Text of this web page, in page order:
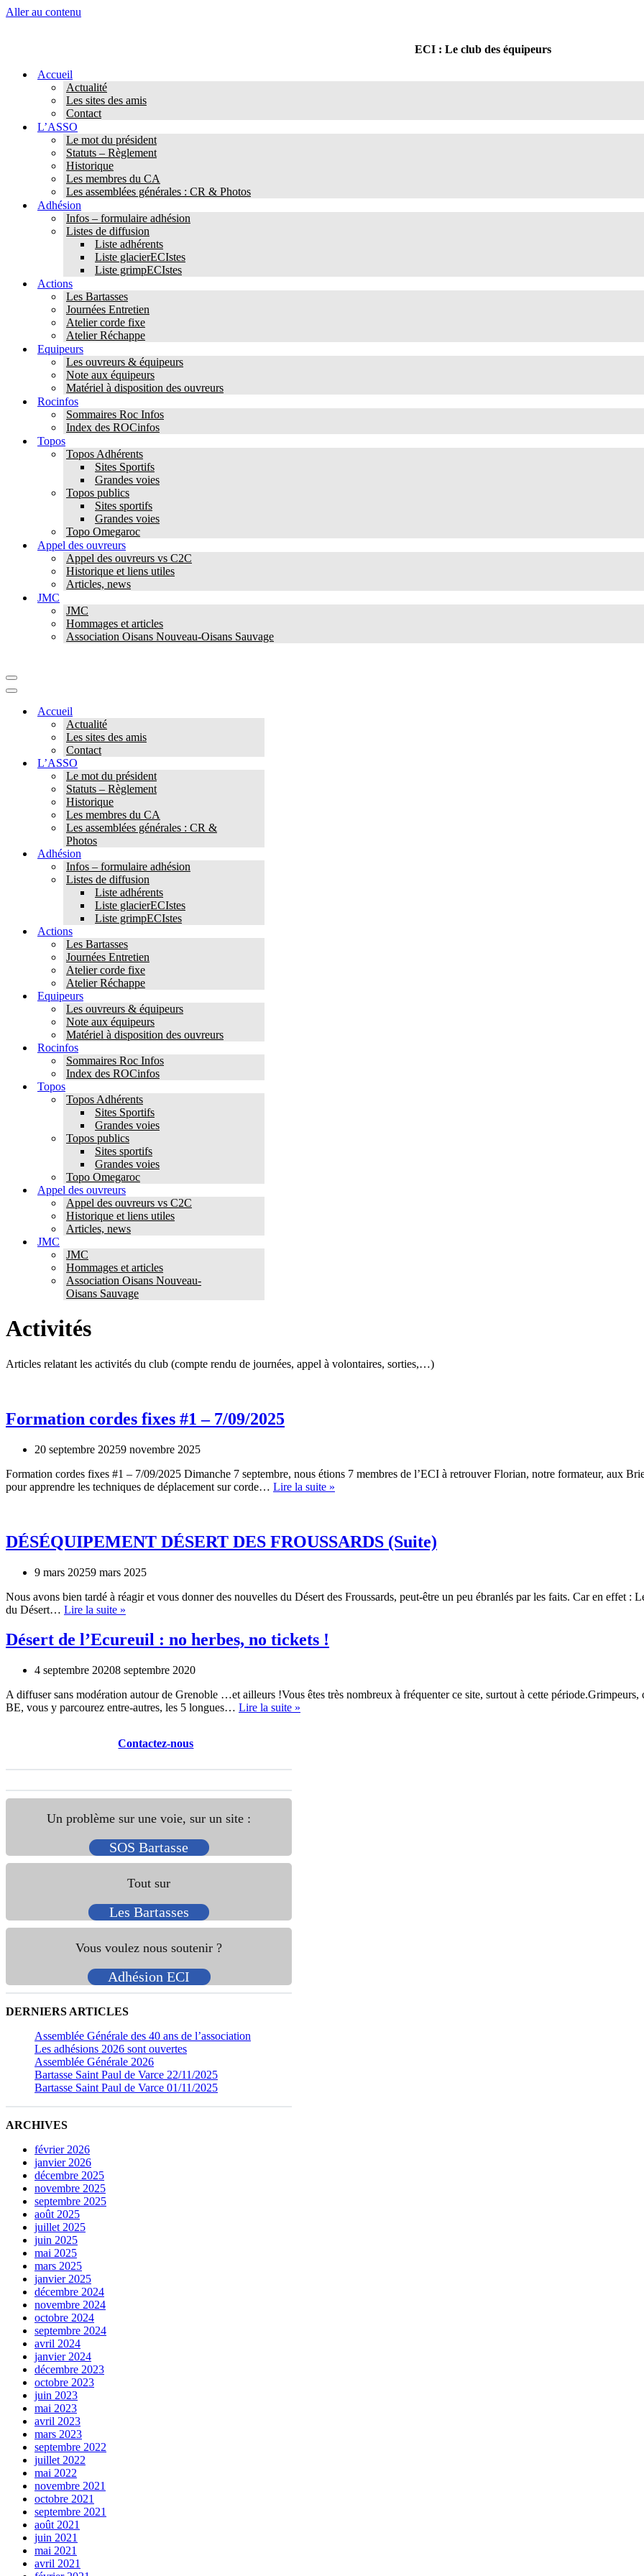
Aller au contenu
ECI : Le club des équipeurs
Accueil
Actualité
Les sites des amis
Contact
L’ASSO
Le mot du président
Statuts – Règlement
Historique
Les membres du CA
Les assemblées générales : CR & Photos
Adhésion
Infos – formulaire adhésion
Listes de diffusion
Liste adhérents
Liste glacierECIstes
Liste grimpECIstes
Actions
Les Bartasses
Journées Entretien
Atelier corde fixe
Atelier Réchappe
Equipeurs
Les ouvreurs & équipeurs
Note aux équipeurs
Matériel à disposition des ouvreurs
Rocinfos
Sommaires Roc Infos
Index des ROCinfos
Topos
Topos Adhérents
Sites Sportifs
Grandes voies
Topos publics
Sites sportifs
Grandes voies
Topo Omegaroc
Appel des ouvreurs
Appel des ouvreurs vs C2C
Historique et liens utiles
Articles, news
JMC
JMC
Hommages et articles
Association Oisans Nouveau-Oisans Sauvage
Menu
de
Menu
navigationAccueil
Actualité
Les sites des amis
Contact
L’ASSO
Le mot du président
Statuts – Règlement
Historique
Les membres du CA
Les assemblées générales : CR &
Photos
Adhésion
Infos – formulaire adhésion
Listes de diffusion
Liste adhérents
Liste glacierECIstes
Liste grimpECIstes
Actions
Les Bartasses
Journées Entretien
Atelier corde fixe
Atelier Réchappe
Equipeurs
Les ouvreurs & équipeurs
Note aux équipeurs
Matériel à disposition des ouvreurs
Rocinfos
Sommaires Roc Infos
Index des ROCinfos
Topos
Topos Adhérents
Sites Sportifs
Grandes voies
Topos publics
Sites sportifs
Grandes voies
Topo Omegaroc
Appel des ouvreurs
Appel des ouvreurs vs C2C
Historique et liens utiles
Articles, news
JMC
JMC
Hommages et articles
Association Oisans Nouveau-
Oisans Sauvage
Activités
Articles relatant les activités du club (compte rendu de journées, appel à volontaires, sorties,…)
Formation cordes fixes #1 – 7/09/2025
20 septembre 20259 novembre 2025
Formation cordes fixes #1 – 7/09/2025 Dimanche 7 septembre, nous étions 7 membres de l’ECI à retrouver Florian, notre formateur, aux
pour apprendre les techniques de déplacement sur corde… Lire la suite »
–
7/09/2025
DÉSÉQUIPEMENT DÉSERT DES FROUSSARDS (Suite)
9 mars 20259 mars 2025
Nous avons bien tardé à réagir et vous donner des nouvelles du Désert des Froussards, peut-être un peu ébranlés par les faits. Car en effet :
du Désert… Lire la suite »
DES
FROUSSARDS
Désert de l’Ecureuil : no herbes, no tickets !
4 septembre 20208 septembre 2020
A diffuser sans modération autour de Grenoble …et ailleurs !Vous êtes très nombreux à fréquenter ce site, surtout à cette période.Grimpeurs,
BE, vous y parcourez entre-autres, les 5 longues… Lire la suite »
Contactez-nous
Un problème sur une voie, sur un site :
SOS Bartasse
Tout sur
Les Bartasses
Vous voulez nous soutenir ?
Adhésion ECI
DERNIERS ARTICLES
Assemblée Générale des 40 ans de l’association
Les adhésions 2026 sont ouvertes
Assemblée Générale 2026
Bartasse Saint Paul de Varce 22/11/2025
Bartasse Saint Paul de Varce 01/11/2025
ARCHIVES
février 2026
janvier 2026
décembre 2025
novembre 2025
septembre 2025
août 2025
juillet 2025
juin 2025
mai 2025
mars 2025
janvier 2025
décembre 2024
novembre 2024
octobre 2024
septembre 2024
avril 2024
janvier 2024
décembre 2023
octobre 2023
juin 2023
mai 2023
avril 2023
mars 2023
septembre 2022
juillet 2022
mai 2022
novembre 2021
octobre 2021
septembre 2021
août 2021
juin 2021
mai 2021
avril 2021